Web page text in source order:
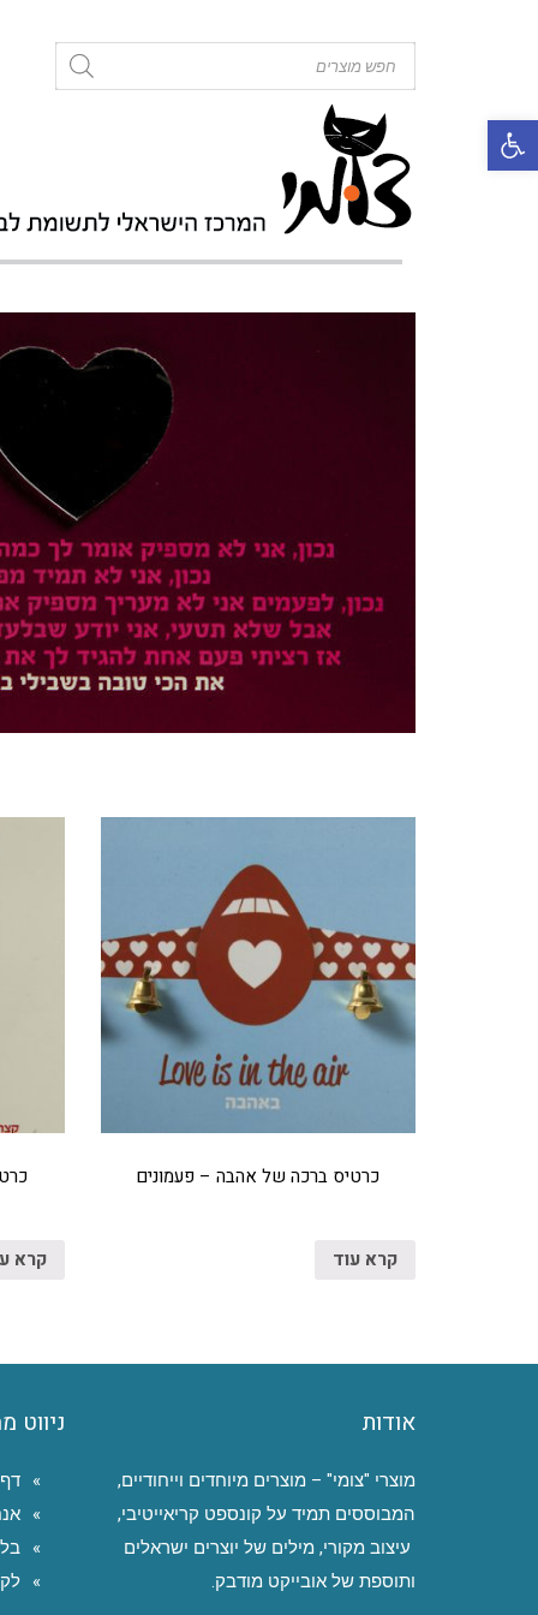
פתח סרגל נגישות
מוצרים קשורים
כרטיס ברכה של אהבה – פעמונים
קרא עוד קרא
אודות
מוצרי "צומי" – מוצרים מיוחדים וייחודיים,
המבוססים תמיד על קונספט קריאייטיבי,
עיצוב מקורי, מילים של יוצרים ישראלים
ותוספת של אובייקט מודבק.
ניווט